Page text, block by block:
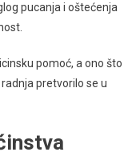
pucanja i oštećenja
pomoć, a ono što
pretvorilo se u